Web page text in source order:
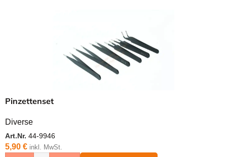
Pinzettenset
Diverse
Art.Nr. 44-9946
5,90 € inkl. MwSt.